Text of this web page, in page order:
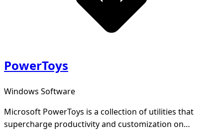
PowerToys
Windows Software
Microsoft PowerToys is a collection of utilities that
supercharge productivity and customization on